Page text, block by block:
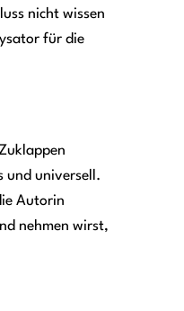
nicht wissen
für die
und universell.
Autorin
nehmen wirst,